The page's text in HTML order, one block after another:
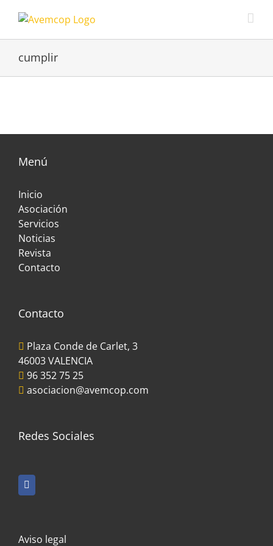
cumplir
Menú
Inicio
Asociación
Servicios
Noticias
Revista
Contacto
Contacto
Plaza Conde de Carlet, 3
46003 VALENCIA
96 352 75 25
asociacion@avemcop.com
Redes Sociales
Aviso legal